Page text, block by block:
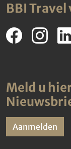
BBI Travel
Meld u
Aanmelden